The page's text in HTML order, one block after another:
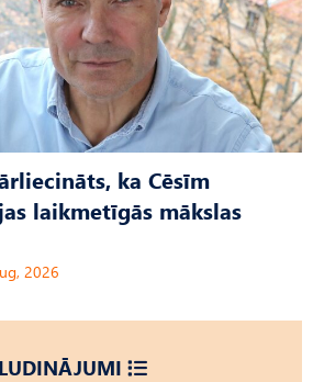
ka Cēsīm
laikmetīgās mākslas
2026